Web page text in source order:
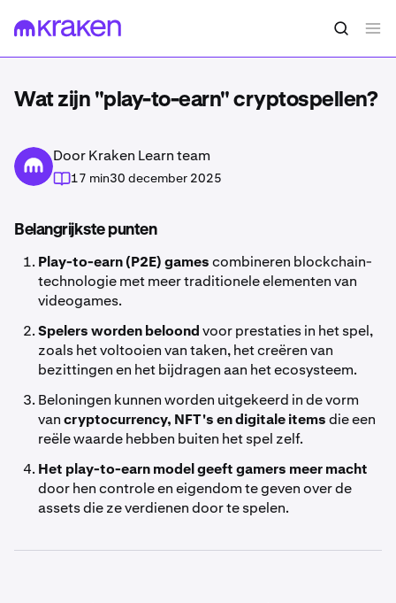
Wat zijn "play-to-earn" cryptospellen?
Door Kraken Learn team
17 min30 december 2025
Belangrijkste punten
Play-to-earn (P2E) gamescombineren blockchain-
technologie met meer traditionele elementen van
videogames.
Spelers worden beloondvoor prestaties in het spel,
zoals het voltooien van taken, het creëren van
bezittingen en het bijdragen aan het ecosysteem.
Beloningen kunnen worden uitgekeerd in de vorm
vancryptocurrency, NFT's en digitale itemsdie een
reële waarde hebben buiten het spel zelf.
Het play-to-earn model geeft gamers meer macht
door hen controle en eigendom te geven over de
assets die ze verdienen door te spelen.